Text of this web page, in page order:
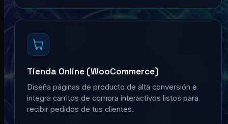
Tienda Online (WooCommerce)
Diseña páginas de producto de alta conversión e
integra carritos de compra interactivos listos para
recibir pedidos de tus clientes.